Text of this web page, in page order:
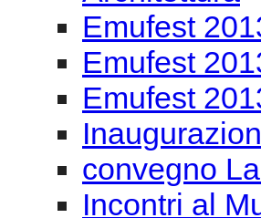
Emufest
Emufest
Emufest
convegno
Incontri al